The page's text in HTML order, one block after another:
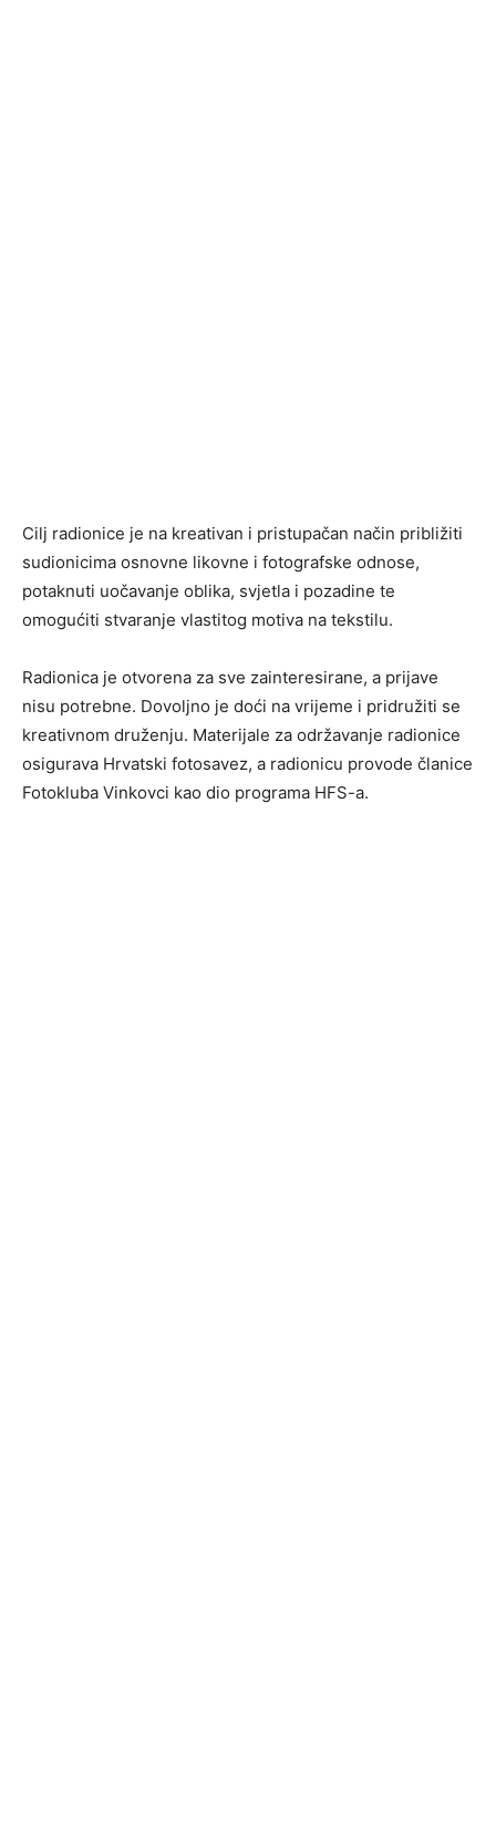
Cilj radionice je na kreativan i pristupačan način približiti
sudionicima osnovne likovne i fotografske odnose,
potaknuti uočavanje oblika, svjetla i pozadine te
omogućiti stvaranje vlastitog motiva na tekstilu.
Radionica je otvorena za sve zainteresirane, a prijave
nisu potrebne. Dovoljno je doći na vrijeme i pridružiti se
kreativnom druženju. Materijale za održavanje radionice
osigurava Hrvatski fotosavez, a radionicu provode članice
Fotokluba Vinkovci kao dio programa HFS-a.